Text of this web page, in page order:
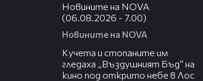
Новините на NOVA
(06.08.2026 - 7.00)
Новините на NOVA
Кучета и стопаните им
гледаха „Въздушният Бъд“ на
кино под открито небе в Лос